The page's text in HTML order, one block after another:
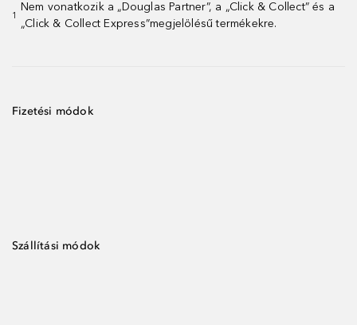
1
Nem vonatkozik a „Douglas Partner”, a „Click & Collect” és a
„Click & Collect Express”megjelölésű termékekre.
Fizetési módok
Szállítási módok